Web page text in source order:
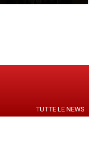
TUTTE LE NEWS